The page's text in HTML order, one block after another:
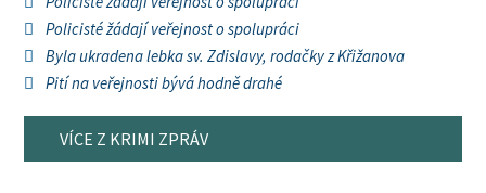
Policisté žádají veřejnost o spolupráci
Byla ukradena lebka sv. Zdislavy, rodačky z Křižanova
Pití na veřejnosti bývá hodně drahé
VÍCE Z KRIMI ZPRÁV